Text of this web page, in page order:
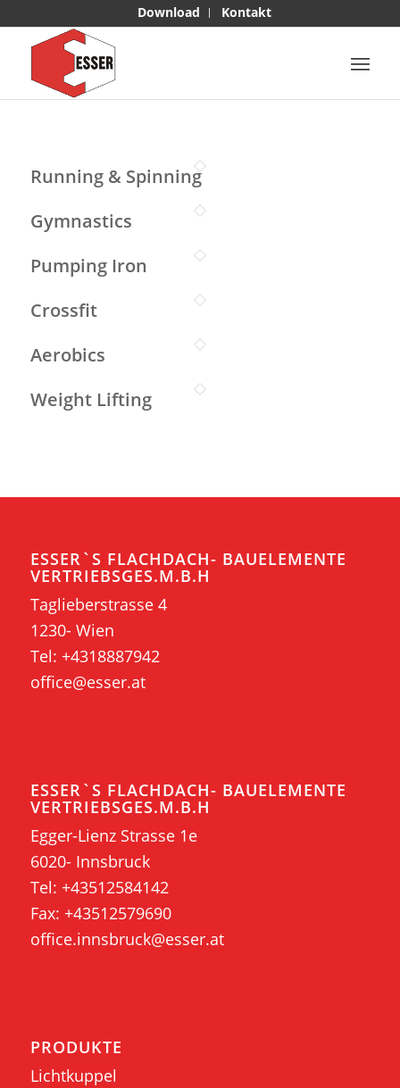
Download Kontakt
Running & Spinning
Gymnastics
Pumping Iron
Crossfit
Aerobics
Weight Lifting
ESSER`S FLACHDACH- BAUELEMENTE
VERTRIEBSGES.M.B.H
Taglieberstrasse 4
1230- Wien
Tel: +4318887942
office@esser.at
ESSER`S FLACHDACH- BAUELEMENTE
VERTRIEBSGES.M.B.H
Egger-Lienz Strasse 1e
6020- Innsbruck
Tel: +43512584142
Fax: +43512579690
office.innsbruck@esser.at
PRODUKTE
Lichtkuppel